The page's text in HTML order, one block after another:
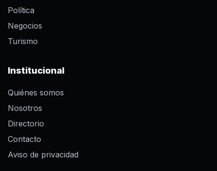
Política
Negocios
Turismo
Institucional
Quiénes somos
Nosotros
Directorio
Contacto
Aviso de privacidad